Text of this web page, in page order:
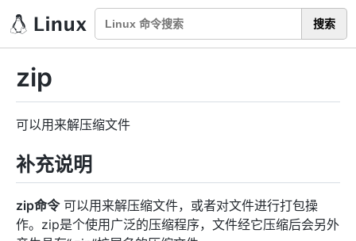
搜索
zip
可以用来解压缩文件
补充说明
zip命令可以用来解压缩文件，或者对文件进行打包操
作。zip是个使用广泛的压缩程序，文件经它压缩后会另外